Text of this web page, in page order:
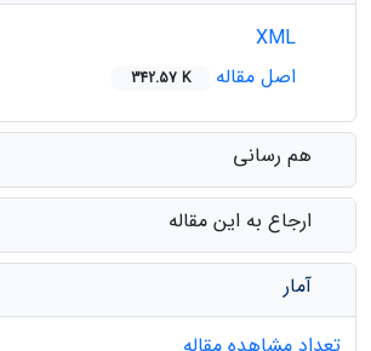
اصل مقاله
342.57 K
هم رسانی
ارجاع به این مقاله
آمار